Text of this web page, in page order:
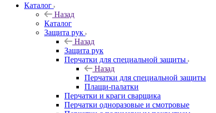
Каталог
Назад
Каталог
Защита рук
Назад
Защита рук
Перчатки для специальной защиты
Назад
Перчатки для специальной защиты
Плащи-палатки
Перчатки и краги сварщика
Перчатки одноразовые и смотровые